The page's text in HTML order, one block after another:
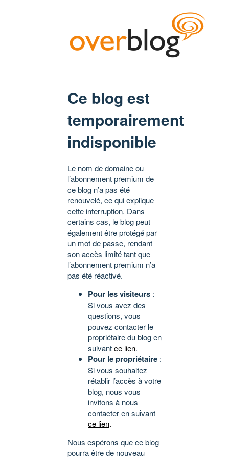
Ce blog est
temporairement
indisponible
Le nom de domaine ou
l’abonnement premium de
ce blog n’a pas été
renouvelé, ce qui explique
cette interruption. Dans
certains cas, le blog peut
également être protégé par
un mot de passe, rendant
son accès limité tant que
l’abonnement premium n’a
pas été réactivé.
Pour les visiteurs :
Si vous avez des
questions, vous
pouvez contacter le
propriétaire du blog en
suivantce lien.
Pour le propriétaire :
Si vous souhaitez
rétablir l’accès à votre
blog, nous vous
invitons à nous
contacter en suivant
ce lien.
Nous espérons que ce blog
pourra être de nouveau